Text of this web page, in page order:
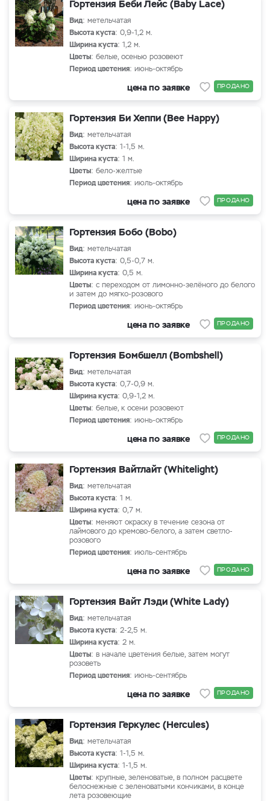
Гортензия Беби Лейс (Baby Lace)
Вид: метельчатая
Высота куста: 0,9-1,2 м.
Ширина куста: 1,2 м.
Цветы: белые, осенью розовеют
Период цветения: июнь-октябрь
цена по заявке ПРОДАНО
Гортензия Би Хеппи (Bee Happy)
Вид: метельчатая
Высота куста: 1-1,5 м.
Ширина куста: 1 м.
Цветы: бело-желтые
Период цветения: июль-октябрь
цена по заявке ПРОДАНО
Гортензия Бобо (Bobo)
Вид: метельчатая
Высота куста: 0,5-0,7 м.
Ширина куста: 0,5 м.
Цветы: с переходом от лимонно-зелёного до белого
и затем до мягко-розового
Период цветения: июнь-октябрь
цена по заявке ПРОДАНО
Гортензия Бомбшелл (Bombshell)
Вид: метельчатая
Высота куста: 0,7-0,9 м.
Ширина куста: 0,9-1,2 м.
Цветы: белые, к осени розовеют
Период цветения: июнь-октябрь
цена по заявке ПРОДАНО
Гортензия Вайтлайт (Whitelight)
Вид: метельчатая
Высота куста: 1 м.
Ширина куста: 0,7 м.
Цветы: меняют окраску в течение сезона от
лаймового до кремово-белого, а затем светло-
розового
Период цветения: июль-сентябрь
цена по заявке ПРОДАНО
Гортензия Вайт Лэди (White Lady)
Вид: метельчатая
Высота куста: 2-2,5 м.
Ширина куста: 2 м.
Цветы: в начале цветения белые, затем могут
розоветь
Период цветения: июнь-сентябрь
цена по заявке ПРОДАНО
Гортензия Геркулес (Hercules)
Вид: метельчатая
Высота куста: 1-1,5 м.
Ширина куста: 1-1,5 м.
Цветы: крупные, зеленоватые, в полном расцвете
белоснежные с зеленоватыми кончиками, в конце
лета розовеющие